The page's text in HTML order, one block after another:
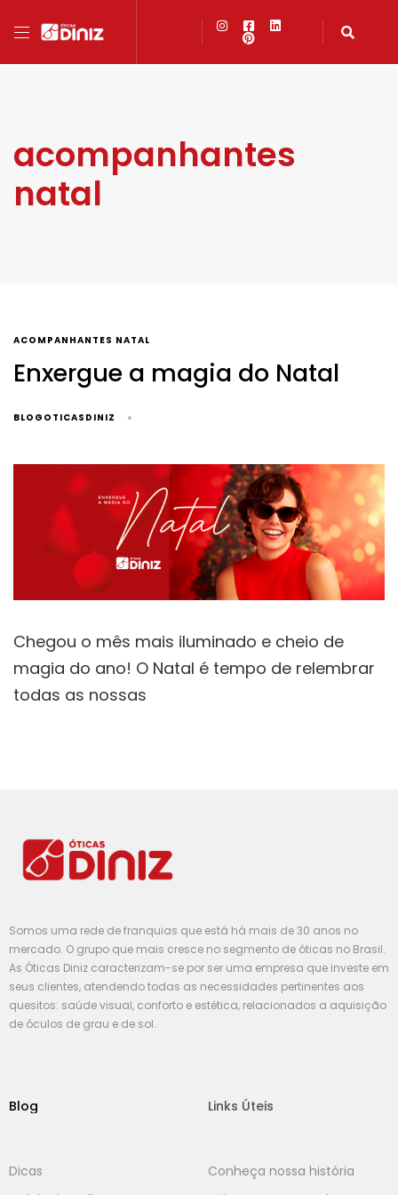
acompanhantes
natal
ACOMPANHANTES NATAL
Enxergue a magia do Natal
BLOGOTICASDINIZ
Chegou o mês mais iluminado e cheio de
magia do ano! O Natal é tempo de relembrar
todas as nossas
Somos uma rede de franquias que está há mais de 30 anos no
mercado. O grupo que mais cresce no segmento de óticas no Brasil.
As Óticas Diniz caracterizam-se por ser uma empresa que investe em
seus clientes, atendendo todas as necessidades pertinentes aos
quesitos: saúde visual, conforto e estética, relacionados a aquisição
de óculos de grau e de sol.
Blog
Dicas
Links Úteis
Conheça nossa história